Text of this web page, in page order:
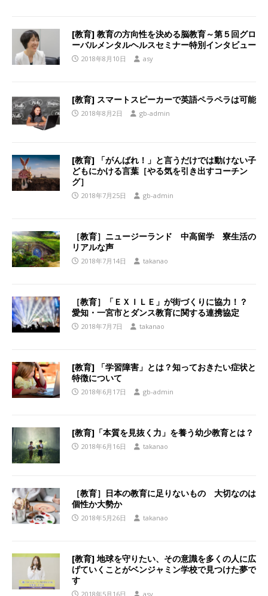
[教育] 教育の方向性を決める脳教育～第５回グロ
ーバルメンタルヘルスセミナー特別インタビュー
2018年8月10日 asy
[教育] スマートスピーカーで英語ペラペラは可能
2018年8月2日 gb-admin
[教育] 「がんばれ！」と言うだけでは動けない子
どもにかける言葉［やる気を引き出すコーチン
グ］
2018年7月25日 gb-admin
［教育］ニュージーランド 中高留学 寮生活の
リアルな声
2018年7月14日 takanao
［教育］「ＥＸＩＬＥ」が街づくりに協力！？
愛知・一宮市とダンス教育に関する連携協定
2018年7月7日 takanao
[教育] 「学習障害」とは？知っておきたい症状と
特徴について
2018年6月17日 gb-admin
[教育]「本質を見抜く力」を養う幼少教育とは？
2018年6月16日 takanao
［教育］日本の教育に足りないもの 大切なのは
個性か大勢か
2018年5月26日 takanao
[教育] 地球を守りたい、その意識を多くの人に広
げていくことがベンジャミン学校で見つけた夢で
す
2018年5月16日 asy